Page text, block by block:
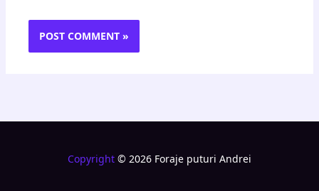
Copyright © 2026 Foraje puturi Andrei